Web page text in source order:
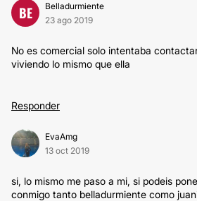
BE
Belladurmiente
23 ago 2019
No es comercial solo intentaba
viviendo lo mismo que ella
Responder
EvaAmg
13 oct 2019
si, lo mismo me paso a mi, si podeis
conmigo tanto belladurmiente como